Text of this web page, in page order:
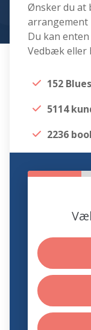
Ønsker du at
arrangement
Du kan
Vedbæk eller
152
5114
2236